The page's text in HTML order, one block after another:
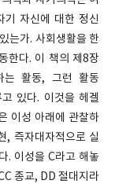
기 자신에 대한 정신
는가. 사회생활을 한
한다. 이 책의 제8장
는 활동, 그런 활동
있다. 이것을 헤겔
이성 아래에 관찰하
, 즉자대자적으로 실
. 이성을 C라고 해놓
종교, DD 절대지라